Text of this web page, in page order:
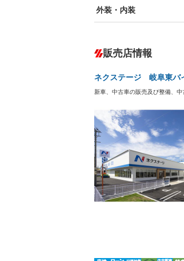
エアバッグ：運転席/助手席/
－ ダウンヒルアシストコントロ
Bluetooth接続
外装・内装
オーディオ：CDまたはCD
－
ヘッドライトウォッシャ
ー
LEDヘッドランプ
ETC
－ ランフラットタイヤ
－ フルフラットシート
－ シートヒーター
－ フロントカメラ
－ ルーフレール
販売店情報
ネクステージ 岐阜東バ
新車、中古車の販売及び整備、